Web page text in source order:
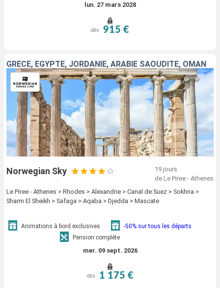
lun. 27 mars 2028
dès 915 €
GRÈCE, EGYPTE, JORDANIE, ARABIE SAOUDITE, OMAN
Norwegian Sky
19 jours
de Le Piree - Athenes
Le Piree - Athenes > Rhodes > Alexandrie > Canal de Suez > Sokhna >
Sharm El Sheikh > Safaga > Aqaba > Djedda > Mascate
Animations à bord exclusives
-50% sur tous les départs
Pension complète
mer. 09 sept. 2026
dès 1 175 €